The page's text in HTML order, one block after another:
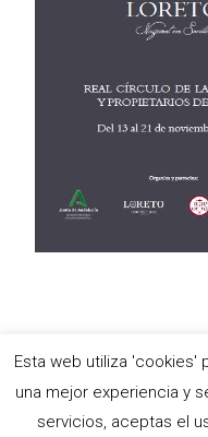
Copyright © Antigua e
Pontificia y Real
Esta web utiliza
una mejor experiencia y
servicios, aceptas el